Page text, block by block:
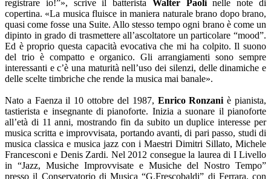
registrare io!”», scrive il batterista Walter Paolinelle note di
copertina. «La musica fluisce in maniera naturale brano dopo brano,
quasi come fosse una Suite. Allo stesso tempo ogni brano è come un
dipinto in grado di trasmettere all’ascoltatore un particolare “mood”.
Ed è proprio questa capacità evocativa che mi ha colpito. Il suono
del trio è compatto e organico. Gli arrangiamenti sono sempre
interessanti e c’è una maturità nell’uso dei silenzi, delle dinamiche e
delle scelte timbriche che rende la musica mai banale».
Nato a Faenza il 10 ottobre del 1987, Enrico Ronzaniè pianista,
tastierista e insegnante di pianoforte. Inizia a suonare il pianoforte
all’età di 11 anni, mostrando fin da subito un duplice interesse per
musica scritta e improvvisata, portando avanti, di pari passo, studi di
musica classica e musica jazz con i Maestri Dimitri Sillato, Michele
Francesconi e Denis Zardi. Nel 2012 consegue la laurea di I Livello
in “Jazz, Musiche Improvvisate e Musiche del Nostro Tempo”
presso il Conservatorio di Musica “G.Frescobaldi” di Ferrara, con